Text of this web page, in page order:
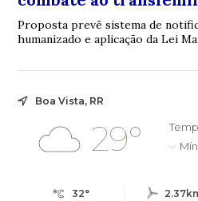
Proposta prevê sistema de
humanizado e aplicação da Lei
Boa Vista, RR
29°
Mín.
32°